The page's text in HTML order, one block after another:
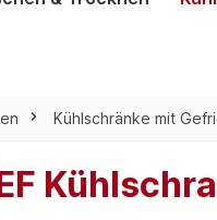
Kühlschränke mit